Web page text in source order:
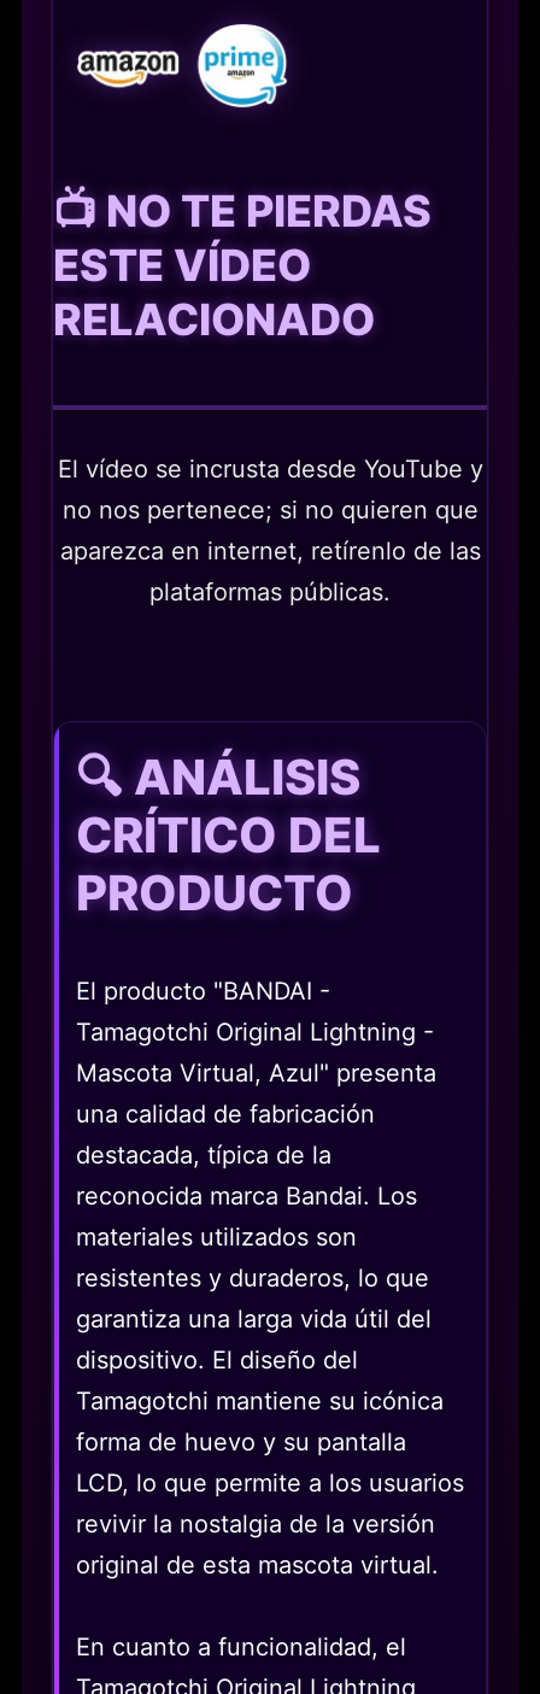
📺 NO TE PIERDAS
ESTE VÍDEO
RELACIONADO
El vídeo se incrusta desde YouTube y
no nos pertenece; si no quieren que
aparezca en internet, retírenlo de las
plataformas públicas.
🔍 ANÁLISIS
CRÍTICO DEL
PRODUCTO
El producto "BANDAI -
Tamagotchi Original Lightning -
Mascota Virtual, Azul" presenta
una calidad de fabricación
destacada, típica de la
reconocida marca Bandai. Los
materiales utilizados son
resistentes y duraderos, lo que
garantiza una larga vida útil del
dispositivo. El diseño del
Tamagotchi mantiene su icónica
forma de huevo y su pantalla
LCD, lo que permite a los usuarios
revivir la nostalgia de la versión
original de esta mascota virtual.
En cuanto a funcionalidad, el
Tamagotchi Original Lightning